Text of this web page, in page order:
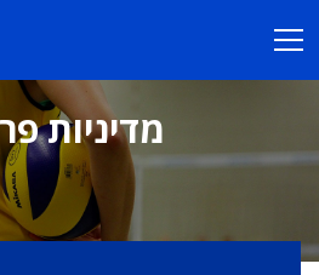
מדיניות